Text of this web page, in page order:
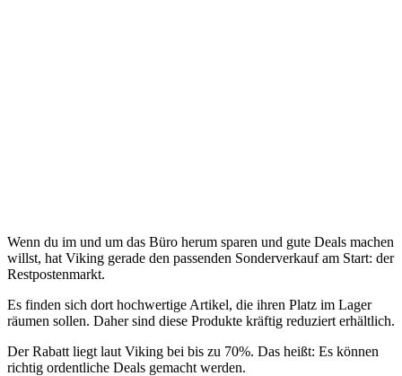
Wenn du im und um das Büro herum sparen und gute Deals machen
willst, hat Viking gerade den passenden Sonderverkauf am Start: der
Restpostenmarkt.
Es finden sich dort hochwertige Artikel, die ihren Platz im Lager
räumen sollen. Daher sind diese Produkte kräftig reduziert erhältlich.
Der Rabatt liegt laut Viking bei bis zu 70%. Das heißt: Es können
richtig ordentliche Deals gemacht werden.